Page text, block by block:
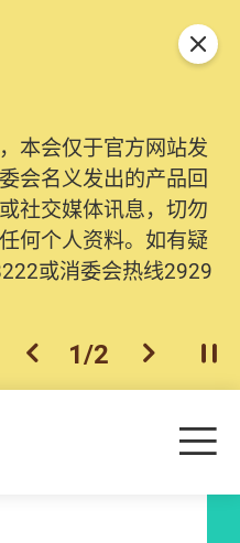
本会仅于官方网站发
会名义发出的产品回
社交媒体讯息，切勿
何个人资料。如有疑
或消委会热线2929
上一个
1/2 下一个开
关闭
目